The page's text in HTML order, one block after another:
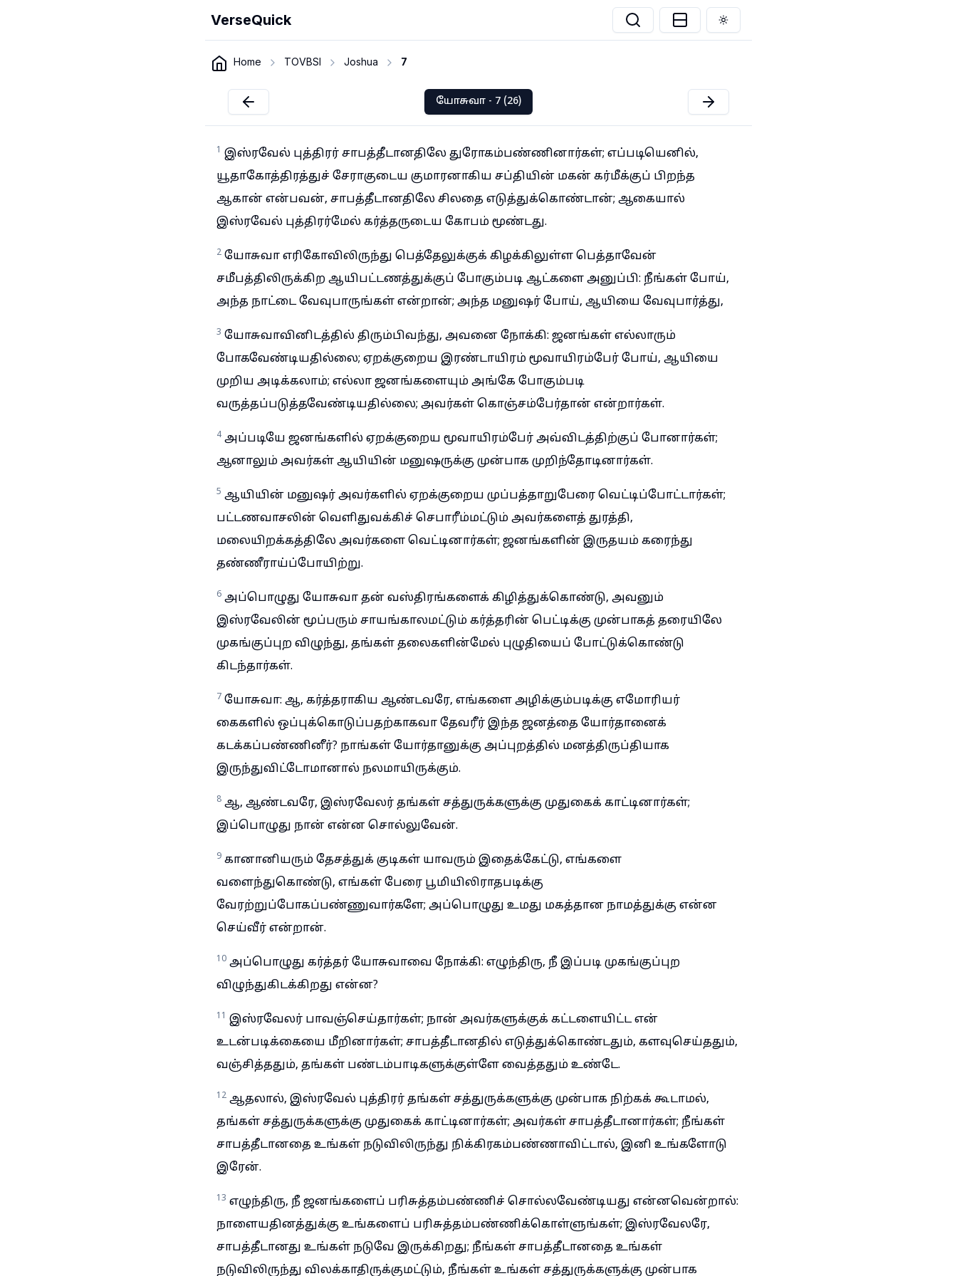
VerseQuick Toggle theme
Home TOVBSI Joshua 7
யோசுவா - 7 (26)
1 இஸ்ரவேல் புத்திரர் சாபத்தீடானதிலே துரோகம்பண்ணினார்கள்; எப்படியெனில்,
யூதாகோத்திரத்துச் சேராகுடைய குமாரனாகிய சப்தியின் மகன் கர்மீக்குப் பிறந்த
ஆகான் என்பவன், சாபத்தீடானதிலே சிலதை எடுத்துக்கொண்டான்; ஆகையால்
இஸ்ரவேல் புத்திரர்மேல் கர்த்தருடைய கோபம் மூண்டது.
2 யோசுவா எரிகோவிலிருந்து பெத்தேலுக்குக் கிழக்கிலுள்ள பெத்தாவேன்
சமீபத்திலிருக்கிற ஆயிபட்டணத்துக்குப் போகும்படி ஆட்களை அனுப்பி: நீங்கள் போய்,
அந்த நாட்டை வேவுபாருங்கள் என்றான்; அந்த மனுஷர் போய், ஆயியை வேவுபார்த்து,
3 யோசுவாவினிடத்தில் திரும்பிவந்து, அவனை நோக்கி: ஜனங்கள் எல்லாரும்
போகவேண்டியதில்லை; ஏறக்குறைய இரண்டாயிரம் மூவாயிரம்பேர் போய், ஆயியை
முறிய அடிக்கலாம்; எல்லா ஜனங்களையும் அங்கே போகும்படி
வருத்தப்படுத்தவேண்டியதில்லை; அவர்கள் கொஞ்சம்பேர்தான் என்றார்கள்.
4 அப்படியே ஜனங்களில் ஏறக்குறைய மூவாயிரம்பேர் அவ்விடத்திற்குப் போனார்கள்;
ஆனாலும் அவர்கள் ஆயியின் மனுஷருக்கு முன்பாக முறிந்தோடினார்கள்.
5 ஆயியின் மனுஷர் அவர்களில் ஏறக்குறைய முப்பத்தாறுபேரை வெட்டிப்போட்டார்கள்;
பட்டணவாசலின் வெளிதுவக்கிச் செபாரீம்மட்டும் அவர்களைத் துரத்தி,
மலையிறக்கத்திலே அவர்களை வெட்டினார்கள்; ஜனங்களின் இருதயம் கரைந்து
தண்ணீராய்ப்போயிற்று.
6 அப்பொழுது யோசுவா தன் வஸ்திரங்களைக் கிழித்துக்கொண்டு, அவனும்
இஸ்ரவேலின் மூப்பரும் சாயங்காலமட்டும் கர்த்தரின் பெட்டிக்கு முன்பாகத் தரையிலே
முகங்குப்புற விழுந்து, தங்கள் தலைகளின்மேல் புழுதியைப் போட்டுக்கொண்டு
கிடந்தார்கள்.
7 யோசுவா: ஆ, கர்த்தராகிய ஆண்டவரே, எங்களை அழிக்கும்படிக்கு எமோரியர்
கைகளில் ஒப்புக்கொடுப்பதற்காகவா தேவரீர் இந்த ஜனத்தை யோர்தானைக்
கடக்கப்பண்ணினீர்? நாங்கள் யோர்தானுக்கு அப்புறத்தில் மனத்திருப்தியாக
இருந்துவிட்டோமானால் நலமாயிருக்கும்.
8 ஆ, ஆண்டவரே, இஸ்ரவேலர் தங்கள் சத்துருக்களுக்கு முதுகைக் காட்டினார்கள்;
இப்பொழுது நான் என்ன சொல்லுவேன்.
9 கானானியரும் தேசத்துக் குடிகள் யாவரும் இதைக்கேட்டு, எங்களை
வளைந்துகொண்டு, எங்கள் பேரை பூமியிலிராதபடிக்கு
வேரற்றுப்போகப்பண்ணுவார்களே; அப்பொழுது உமது மகத்தான நாமத்துக்கு என்ன
செய்வீர் என்றான்.
10 அப்பொழுது கர்த்தர் யோசுவாவை நோக்கி: எழுந்திரு, நீ இப்படி முகங்குப்புற
விழுந்துகிடக்கிறது என்ன?
11 இஸ்ரவேலர் பாவஞ்செய்தார்கள்; நான் அவர்களுக்குக் கட்டளையிட்ட என்
உடன்படிக்கையை மீறினார்கள்; சாபத்தீடானதில் எடுத்துக்கொண்டதும், களவுசெய்ததும்,
வஞ்சித்ததும், தங்கள் பண்டம்பாடிகளுக்குள்ளே வைத்ததும் உண்டே.
12 ஆதலால், இஸ்ரவேல் புத்திரர் தங்கள் சத்துருக்களுக்கு முன்பாக நிற்கக் கூடாமல்,
தங்கள் சத்துருக்களுக்கு முதுகைக் காட்டினார்கள்; அவர்கள் சாபத்தீடானார்கள்; நீங்கள்
சாபத்தீடானதை உங்கள் நடுவிலிருந்து நிக்கிரகம்பண்ணாவிட்டால், இனி உங்களோடு
இரேன்.
13 எழுந்திரு, நீ ஜனங்களைப் பரிசுத்தம்பண்ணிச் சொல்லவேண்டியது என்னவென்றால்:
நாளையதினத்துக்கு உங்களைப் பரிசுத்தம்பண்ணிக்கொள்ளுங்கள்; இஸ்ரவேலரே,
சாபத்தீடானது உங்கள் நடுவே இருக்கிறது; நீங்கள் சாபத்தீடானதை உங்கள்
நடுவிலிருந்து விலக்காதிருக்குமட்டும், நீங்கள் உங்கள் சத்துருக்களுக்கு முன்பாக